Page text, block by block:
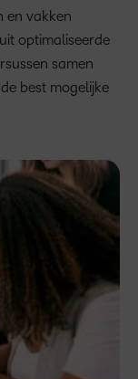
en vakken
optimaliseerde
samen
best mogelijke